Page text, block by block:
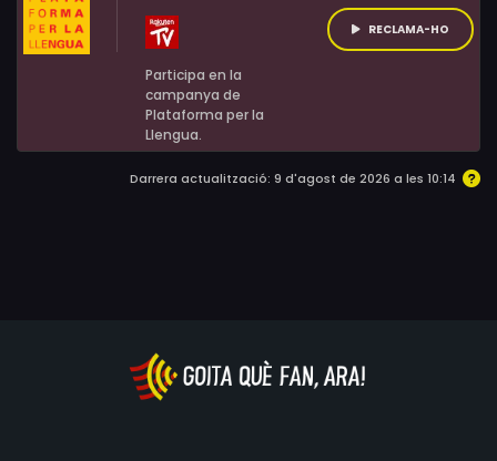
Christian Gazio, Sébastien Lozach, Bastien Pujol, Ian
McCamy, Aude Thomas, Cidney Khosta, Floriane Karger
Participa en la
campanya de
Plataforma per la
Llengua.
RECLAMA-HO
Darrera actualització: 9 d'agost de 2026 a les 10:14